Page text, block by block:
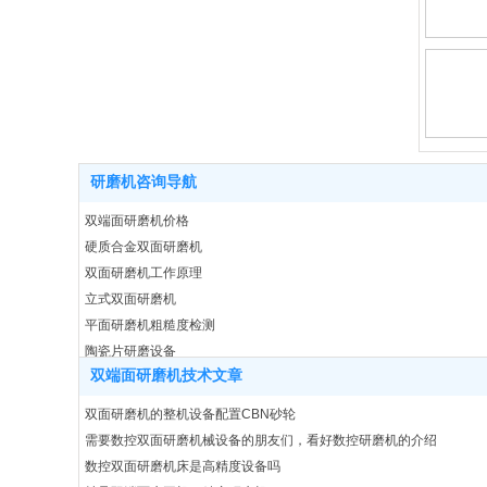
研磨机咨询导航
双端面研磨机价格
硬质合金双面研磨机
双面研磨机工作原理
立式双面研磨机
平面研磨机粗糙度检测
陶瓷片研磨设备
量刃具数控研磨机
双端面研磨机技术文章
双面研磨机的整机设备配置CBN砂轮
需要数控双面研磨机械设备的朋友们，看好数控研磨机的介绍
数控双面研磨机床是高精度设备吗